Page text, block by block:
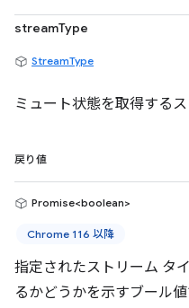
streamType
StreamType
ミュート状態を取得するス
戻り値
Promise<boolean>
Chrome 116 以降
指定されたストリーム タ
るかどうかを示すブール